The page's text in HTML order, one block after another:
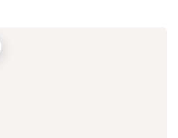
acondicionado y Wi-Fi.